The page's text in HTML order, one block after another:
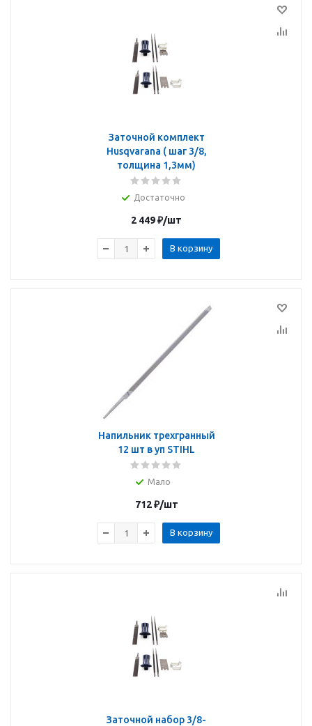
Заточной комплект
Husqvarana ( шаг 3/8,
толщина 1,3мм)
Достаточно
2 449₽/шт
В корзину
Напильник трехгранный
12 шт в уп STIHL
Мало
712₽/шт
В корзину
Заточной набор 3/8-